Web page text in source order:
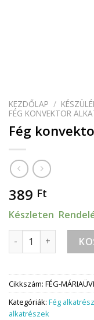
KEZDŐLAP /
FÉG KONVEKTOR
Fég
389 Ft
Készleten
Fég konvektor
Cikkszám: FÉG-
Kategóriák: Fég
alkatrészek